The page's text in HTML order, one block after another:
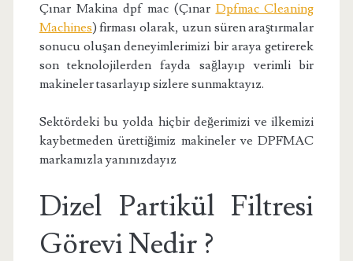
Çınar Makina dpf mac (Çınar Dpfmac Cleaning
Machines) firması olarak, uzun süren araştırmalar
sonucu oluşan deneyimlerimizi bir araya getirerek
son teknolojilerden fayda sağlayıp verimli bir
makineler tasarlayıp sizlere sunmaktayız.
Sektördeki bu yolda hiçbir değerimizi ve ilkemizi
kaybetmeden ürettiğimiz makineler ve DPFMAC
markamızla yanınızdayız
Dizel Partikül Filtresi
Görevi Nedir ?